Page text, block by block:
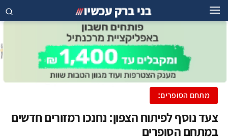
מתחם הסופרים:
צעד נוסף לפיתוח הצפון: נחנכו רמזורים חדשים
במתחם הסופרים